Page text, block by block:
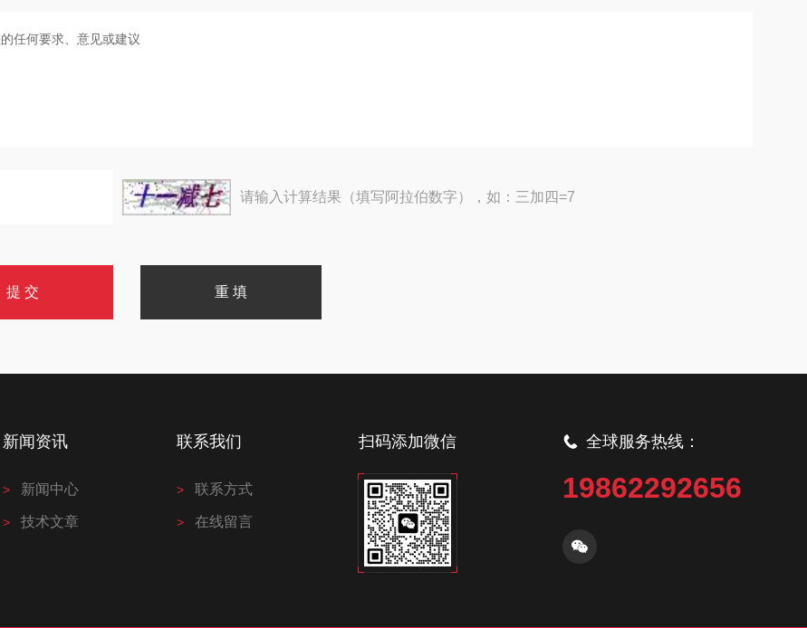
请输入计算结果（填写阿拉伯数字），如：三加四=7
新闻资讯
新闻中心
技术文章
联系我们
联系方式
在线留言
扫码添加微信 全球服务热线：
19862292656